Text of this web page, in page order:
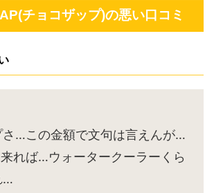
チョコザップ)の悪い口コミ
さ…この金額で文句は言えんが…
れば…ウォータークーラーくら
…